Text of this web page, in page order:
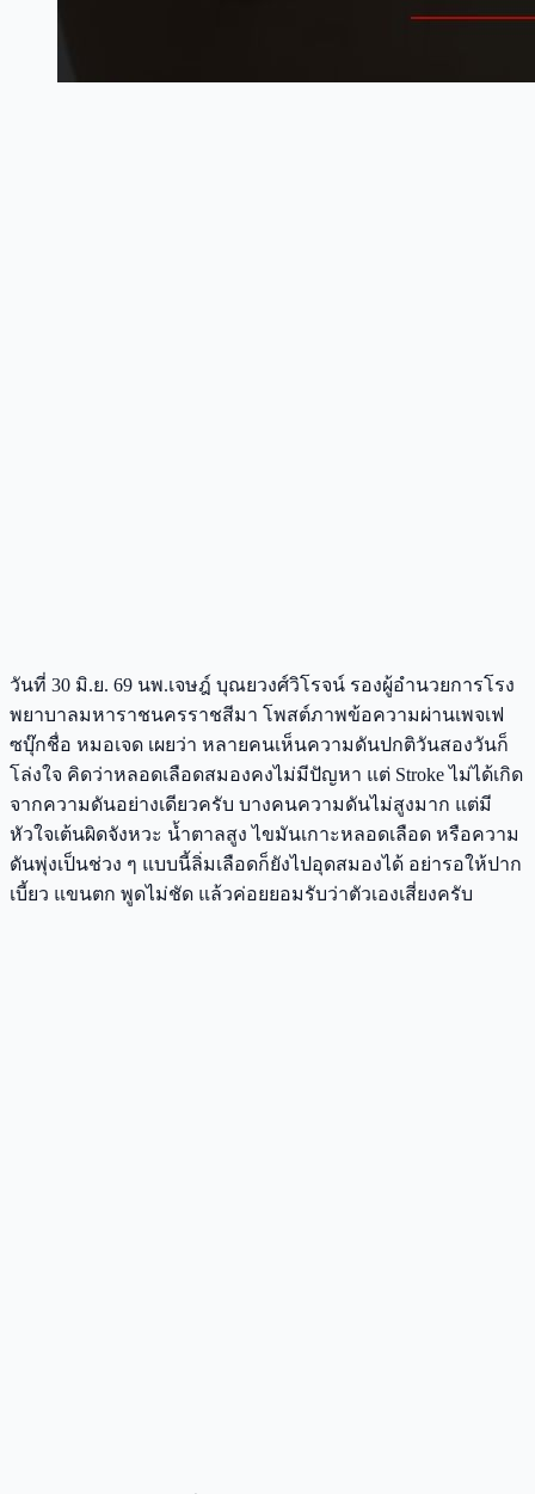
วันที่ 30 มิ.ย. 69 นพ.เจษฎ์ บุณยวงศ์วิโรจน์ รองผู้อำนวยการโรง
พยาบาลมหาราชนครราชสีมา โพสต์ภาพข้อความผ่านเพจเฟ
ซบุ๊กชื่อ หมอเจด เผยว่า หลายคนเห็นความดันปกติวันสองวันก็
โล่งใจ คิดว่าหลอดเลือดสมองคงไม่มีปัญหา แต่ Stroke ไม่ได้เกิด
จากความดันอย่างเดียวครับ บางคนความดันไม่สูงมาก แต่มี
หัวใจเต้นผิดจังหวะ น้ำตาลสูง ไขมันเกาะหลอดเลือด หรือความ
ดันพุ่งเป็นช่วง ๆ แบบนี้ลิ่มเลือดก็ยังไปอุดสมองได้ อย่ารอให้ปาก
เบี้ยว แขนตก พูดไม่ชัด แล้วค่อยยอมรับว่าตัวเองเสี่ยงครับ